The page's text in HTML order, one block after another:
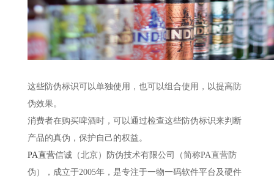
这些防伪标识可以单独使用，也可以组合使用，以提高防
伪效果。
消费者在购买啤酒时，可以通过检查这些防伪标识来判断
产品的真伪，保护自己的权益。
PA直营信诚（北京）防伪技术有限公司（简称PA直营防
伪），成立于2005年，是专注于一物一码软件平台及硬件